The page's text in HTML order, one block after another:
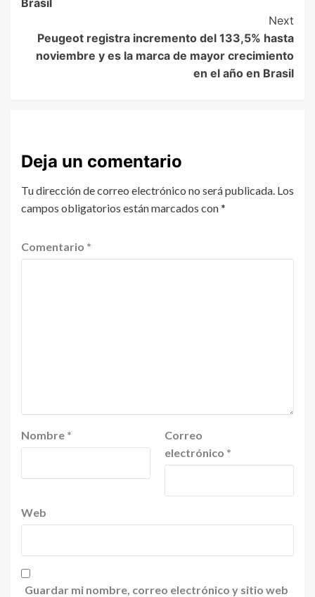
Next
Peugeot registra incremento del 133,5% hasta
noviembre y es la marca de mayor crecimiento
en el año en Brasil
Deja un comentario
Tu dirección de correo electrónico no será publicada. Los
campos obligatorios están marcados con*
Comentario *
Nombre *
Correo
electrónico *
Web
Guardar mi nombre, correo electrónico y sitio web